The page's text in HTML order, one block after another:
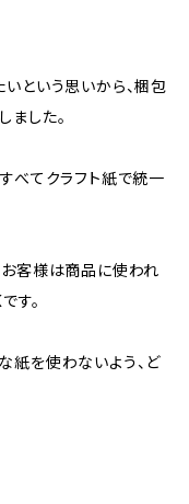
という思いから、梱包
ました。
べてクラフト紙で統一
お客様は商品に使われ
す。
紙を使わないよう、ど